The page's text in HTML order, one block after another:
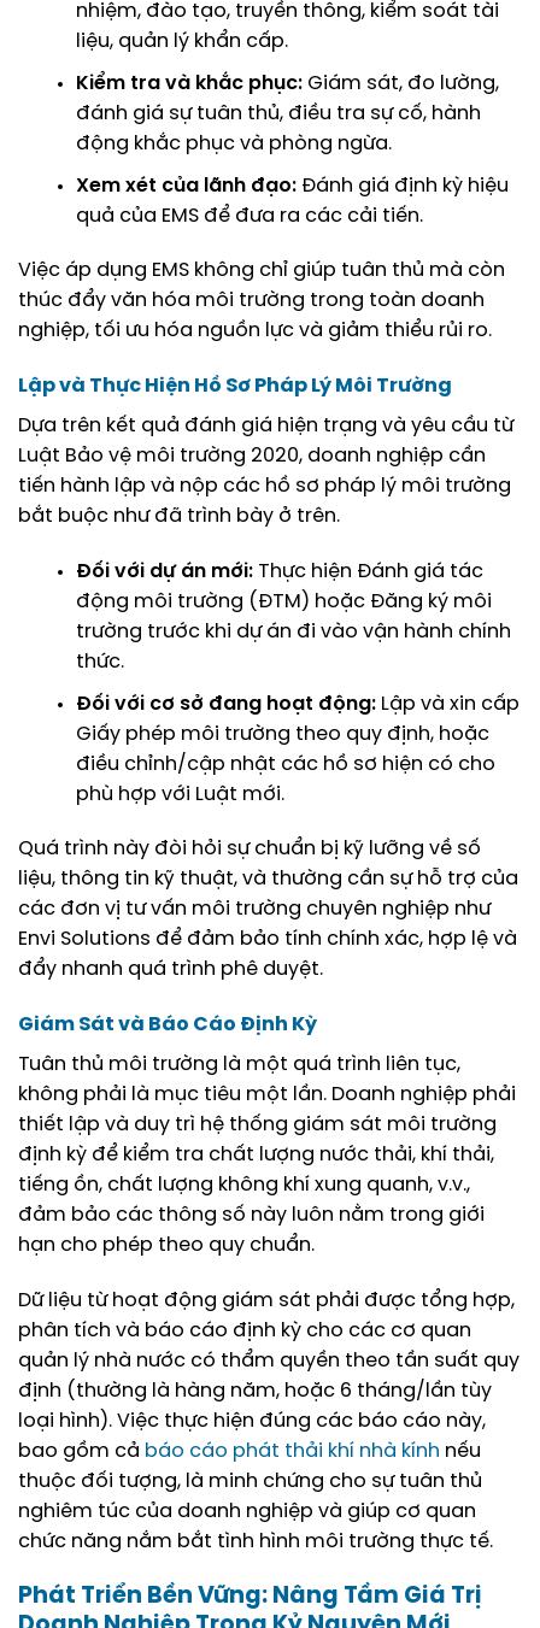
nhiệm, đào tạo, truyền thông, kiểm soát tài
liệu, quản lý khẩn cấp.
Kiểm tra và khắc phục: Giám sát, đo lường,
đánh giá sự tuân thủ, điều tra sự cố, hành
động khắc phục và phòng ngừa.
Xem xét của lãnh đạo: Đánh giá định kỳ hiệu
quả của EMS để đưa ra các cải tiến.
Việc áp dụng EMS không chỉ giúp tuân thủ mà còn
thúc đẩy văn hóa môi trường trong toàn doanh
nghiệp, tối ưu hóa nguồn lực và giảm thiểu rủi ro.
Lập và Thực Hiện Hồ Sơ Pháp Lý Môi Trường
Dựa trên kết quả đánh giá hiện trạng và yêu cầu từ
Luật Bảo vệ môi trường 2020, doanh nghiệp cần
tiến hành lập và nộp các hồ sơ pháp lý môi trường
bắt buộc như đã trình bày ở trên.
Đối với dự án mới: Thực hiện Đánh giá tác
động môi trường (ĐTM) hoặc Đăng ký môi
trường trước khi dự án đi vào vận hành chính
thức.
Đối với cơ sở đang hoạt động: Lập và xin cấp
Giấy phép môi trường theo quy định, hoặc
điều chỉnh/cập nhật các hồ sơ hiện có cho
phù hợp với Luật mới.
Quá trình này đòi hỏi sự chuẩn bị kỹ lưỡng về số
liệu, thông tin kỹ thuật, và thường cần sự hỗ trợ của
các đơn vị tư vấn môi trường chuyên nghiệp như
Envi Solutions để đảm bảo tính chính xác, hợp lệ và
đẩy nhanh quá trình phê duyệt.
Giám Sát và Báo Cáo Định Kỳ
Tuân thủ môi trường là một quá trình liên tục,
không phải là mục tiêu một lần. Doanh nghiệp phải
thiết lập và duy trì hệ thống giám sát môi trường
định kỳ để kiểm tra chất lượng nước thải, khí thải,
tiếng ồn, chất lượng không khí xung quanh, v.v.,
đảm bảo các thông số này luôn nằm trong giới
hạn cho phép theo quy chuẩn.
Dữ liệu từ hoạt động giám sát phải được tổng hợp,
phân tích và báo cáo định kỳ cho các cơ quan
quản lý nhà nước có thẩm quyền theo tần suất quy
định (thường là hàng năm, hoặc 6 tháng/lần tùy
loại hình). Việc thực hiện đúng các báo cáo này,
bao gồm cả báo cáo phát thải khí nhà kính nếu
thuộc đối tượng, là minh chứng cho sự tuân thủ
nghiêm túc của doanh nghiệp và giúp cơ quan
chức năng nắm bắt tình hình môi trường thực tế.
Phát Triển Bền Vững: Nâng Tầm Giá Trị